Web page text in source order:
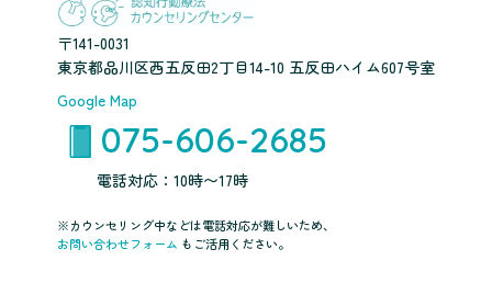
〒141-0031
東京都品川区西五反田2丁目14-10 五反田ハイム607号室
Google Map
075-606-2685
電話対応：10時〜17時
※カウンセリング中などは電話対応が難しいため、
お問い合わせフォーム もご活用ください。